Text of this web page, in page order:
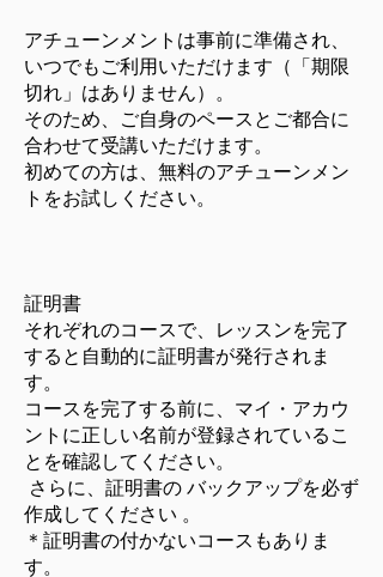
アチューンメントは事前に準備され、
いつでもご利用いただけます（「期限
切れ」はありません）。
そのため、ご自身のペースとご都合に
合わせて受講いただけます。
初めての方は、無料のアチューンメン
トをお試しください。
証明書
それぞれのコースで、レッスンを完了
すると自動的に証明書が発行されま
す。
コースを完了する前に、マイ・アカウ
ントに正しい名前が登録されているこ
とを確認してください。
さらに、証明書の バックアップを必ず
作成してください 。
＊証明書の付かないコースもありま
す。